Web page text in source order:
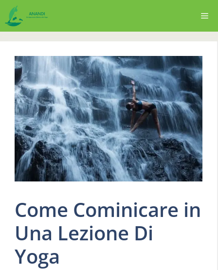
contenuto
Come Cominicare in
Una Lezione Di
Yoga